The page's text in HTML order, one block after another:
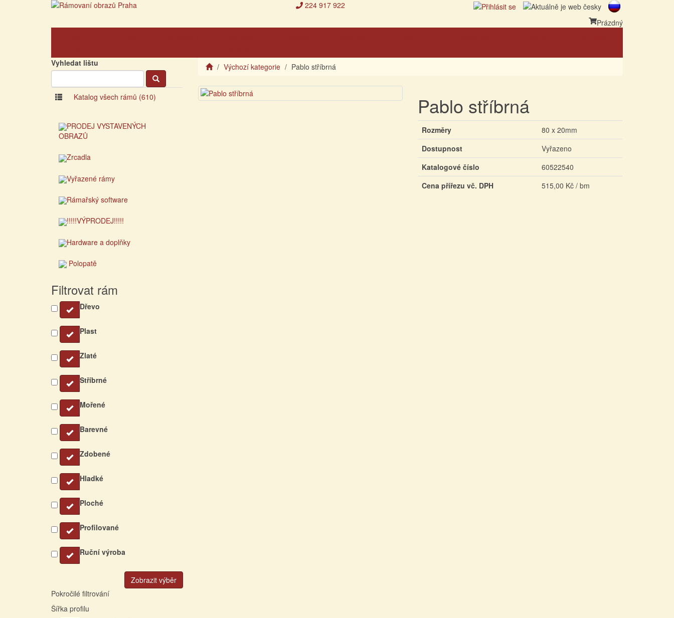
224 917 922
Prázdný
Vyhledat lištu
Katalog všech rámů (610)
PRODEJ VYSTAVENÝCH
OBRAZŮ
Zrcadla
Vyřazené rámy
Rámařský software
!!!!!VÝPRODEJ!!!!!
Hardware a doplňky
Polopatě
Filtrovat rám
Dřevo
Plast
Zlaté
Stříbrné
Mořené
Barevné
Zdobené
Hladké
Ploché
Profilované
Ruční výroba
Zobrazit výběr
Pokročilé filtrování
Šířka profilu
Výchozí kategorie Pablo stříbrná
Pablo stříbrná
Rozměry
80 x 20mm
Dostupnost
Vyřazeno
Katalogové číslo
60522540
Cena přířezu vč. DPH
515,00 Kč / bm